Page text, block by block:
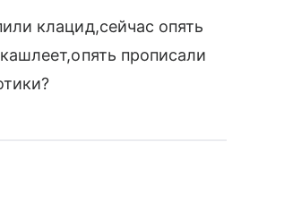
клацид,сейчас опять
прописали